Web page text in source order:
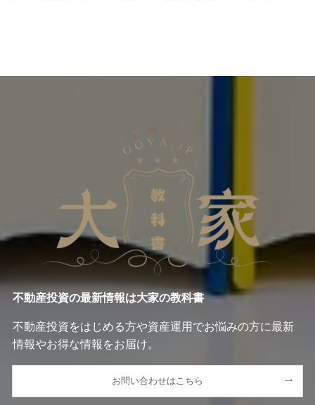
不動産投資の最新情報は大家の教科書
不動産投資をはじめる方や資産運用でお悩みの方に最新
情報やお得な情報をお届け。
お問い合わせはこちら